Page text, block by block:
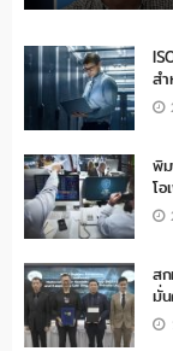
ส
พิ
โ
ส
มั่